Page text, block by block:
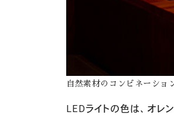
自然素材のコンビネーショ
LEDライトの色は、オレ